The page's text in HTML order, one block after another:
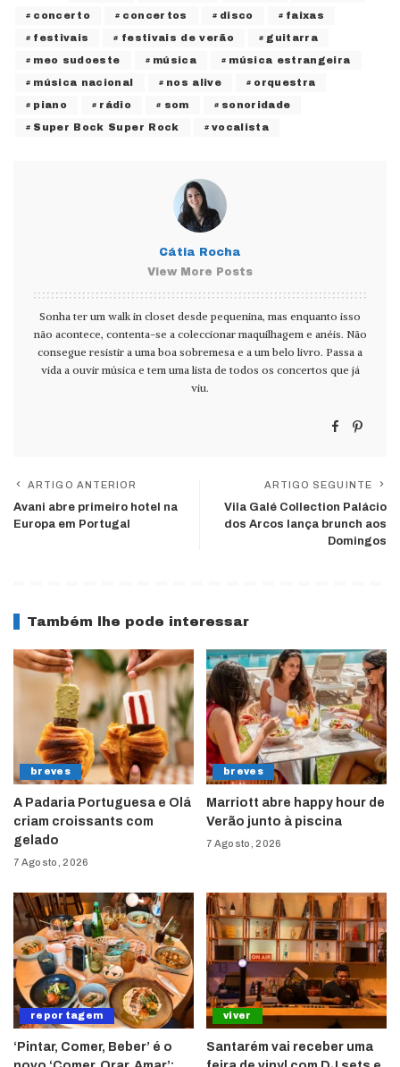
concerto concertos disco faixas
festivais festivais de verão guitarra
meo sudoeste música música estrangeira
música nacional nos alive orquestra
piano rádio som sonoridade
Super Bock Super Rock vocalista
Cátia Rocha
View More Posts
Sonha ter um walk in closet desde pequenina, mas enquanto isso
não acontece, contenta-se a coleccionar maquilhagem e anéis. Não
consegue resistir a uma boa sobremesa e a um belo livro. Passa a
vida a ouvir música e tem uma lista de todos os concertos que já
viu.
ARTIGO ANTERIOR
Avani abre primeiro hotel na
Europa em Portugal
ARTIGO SEGUINTE
Vila Galé Collection Palácio
dos Arcos lança brunch aos
Domingos
Também lhe pode interessar
breves
A Padaria Portuguesa e Olá
criam croissants com
gelado
7 Agosto, 2026
breves
Marriott abre happy hour de
Verão junto à piscina
7 Agosto, 2026
reportagem
‘Pintar, Comer, Beber’ é o
viver
Santarém vai receber uma